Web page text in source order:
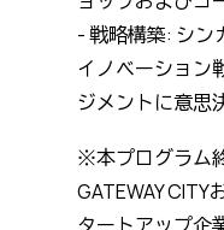
- ⁠戦略構築: シン
イノベーション
ジメントに意思
※本プログラム
GATEWAY CITY